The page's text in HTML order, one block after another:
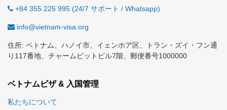
+84 355 225 995 (24/7 サポート / Whatsapp)
info@vietnam-visa.org
住所: ベトナム、ハノイ市、イェンホア区、トラン・ズイ・フン通
り117番地、チャームビットビル7階、郵便番号1000000
ベトナムビザ & 入国管理
私たちについて